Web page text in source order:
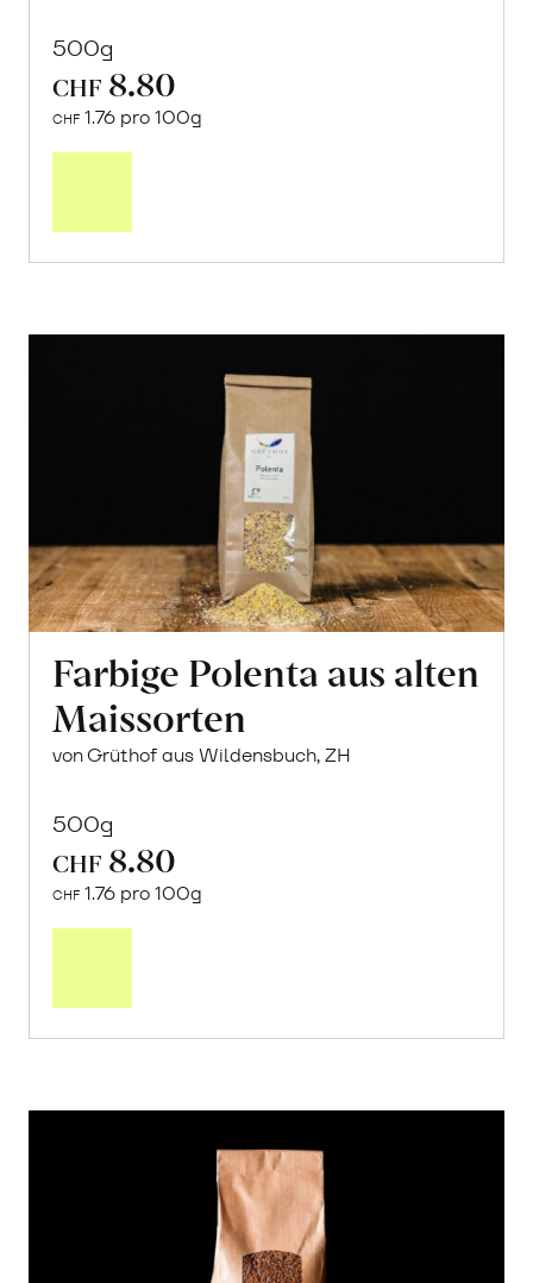
500g
CHF 8.80
CHF 1.76 pro 100g
Farbige Polenta aus alten
Maissorten
von Grüthof aus Wildensbuch, ZH
500g
CHF 8.80
CHF 1.76 pro 100g